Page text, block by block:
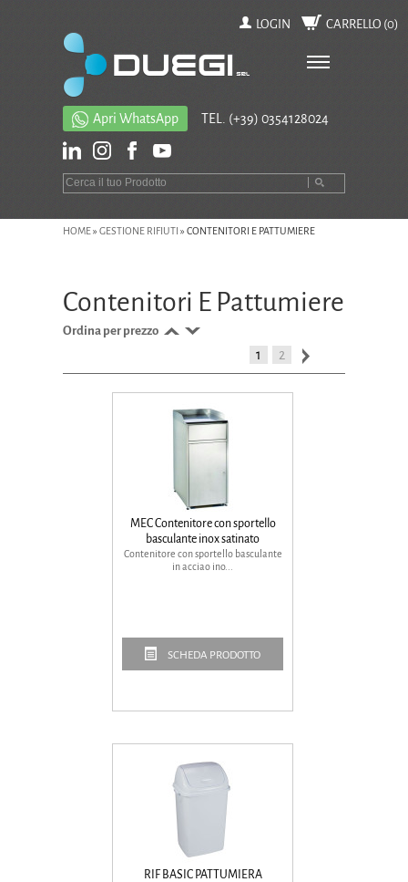
LOGIN CARRELLO (0)
Apri WhatsApp TEL. (+39) 0354128024
HOME» GESTIONE RIFIUTI » CONTENITORI E PATTUMIERE
Contenitori E Pattumiere
1 2
Ordina per prezzo
MEC Contenitore con sportello
basculante inox satinato
Contenitore con sportello basculante
in acciao ino...
SCHEDA PRODOTTO
RIF BASIC PATTUMIERA